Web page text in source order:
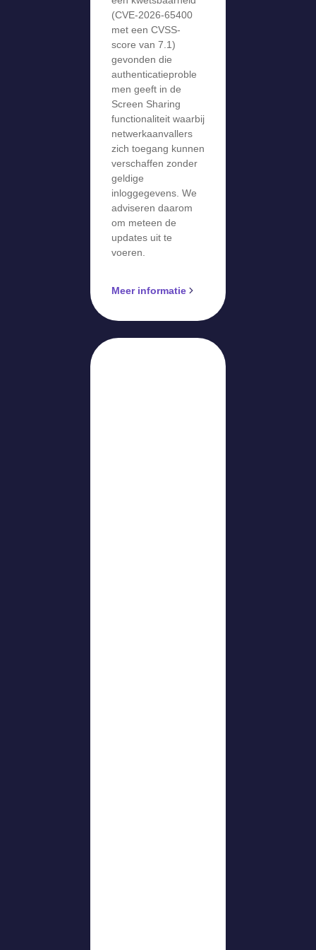
(CVE-2026-65400
met een CVSS-
score van 7.1)
gevonden die
authenticatieproble
men geeft in de
Screen Sharing
functionaliteit waarbij
netwerkaanvallers
zich toegang kunnen
verschaffen zonder
geldige
inloggegevens. We
adviseren daarom
om meteen de
updates uit te
voeren.
Meer informatie